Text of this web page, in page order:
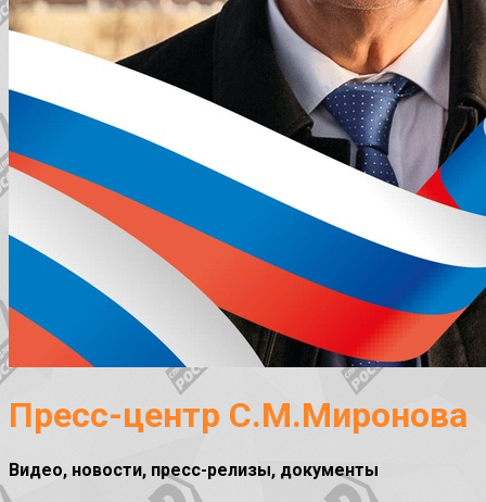
Пресс-центр С.М.Миронова
Видео, новости, пресс-релизы, документы